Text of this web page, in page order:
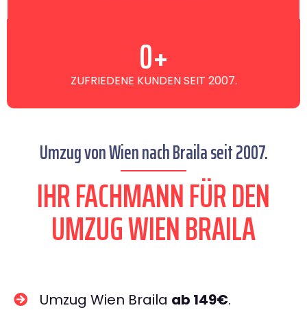
ZUFRIEDENE KUNDEN SEIT 2007.
0+
Umzug von Wien nach Braila seit 2007.
IHR FACHMANN FÜR DEN
UMZUG WIEN BRAILA
Umzug Wien Braila ab 149€.